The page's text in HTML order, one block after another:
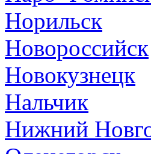
Норильск
Новороссийск
Новокузнецк
Нальчик
Нижний